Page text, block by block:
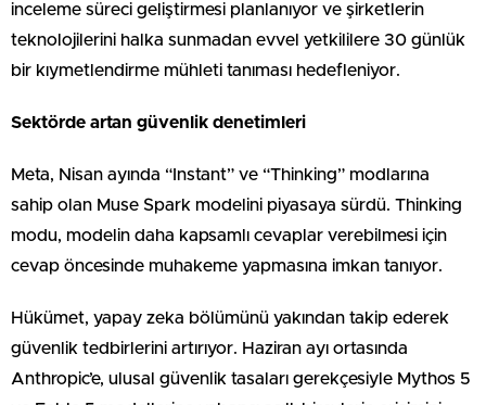
inceleme süreci geliştirmesi planlanıyor ve şirketlerin
teknolojilerini halka sunmadan evvel yetkililere 30 günlük
bir kıymetlendirme mühleti tanıması hedefleniyor.
Sektörde artan güvenlik denetimleri
Meta, Nisan ayında “Instant” ve “Thinking” modlarına
sahip olan Muse Spark modelini piyasaya sürdü. Thinking
modu, modelin daha kapsamlı cevaplar verebilmesi için
cevap öncesinde muhakeme yapmasına imkan tanıyor.
Hükümet, yapay zeka bölümünü yakından takip ederek
güvenlik tedbirlerini artırıyor. Haziran ayı ortasında
Anthropic’e, ulusal güvenlik tasaları gerekçesiyle Mythos 5